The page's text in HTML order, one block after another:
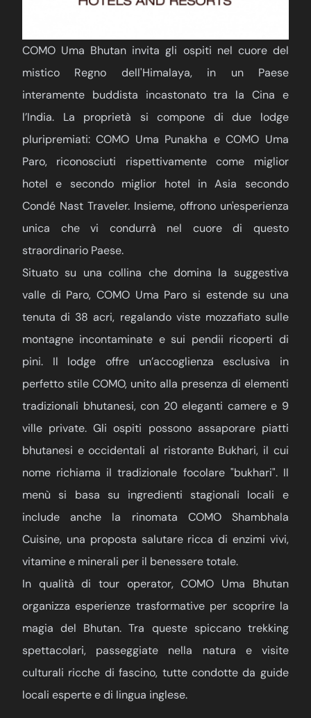
COMO Uma Bhutan invita gli ospiti nel cuore del
mistico Regno dell'Himalaya, in un Paese
interamente buddista incastonato tra la Cina e
l’India. La proprietà si compone di due lodge
pluripremiati: COMO Uma Punakha e COMO Uma
Paro, riconosciuti rispettivamente come miglior
hotel e secondo miglior hotel in Asia secondo
Condé Nast Traveler. Insieme, offrono un'esperienza
unica che vi condurrà nel cuore di questo
straordinario Paese.
Situato su una collina che domina la suggestiva
valle di Paro, COMO Uma Paro si estende su una
tenuta di 38 acri, regalando viste mozzafiato sulle
montagne incontaminate e sui pendii ricoperti di
pini. Il lodge offre un’accoglienza esclusiva in
perfetto stile COMO, unito alla presenza di elementi
tradizionali bhutanesi, con 20 eleganti camere e 9
ville private. Gli ospiti possono assaporare piatti
bhutanesi e occidentali al ristorante Bukhari, il cui
nome richiama il tradizionale focolare "bukhari". Il
menù si basa su ingredienti stagionali locali e
include anche la rinomata COMO Shambhala
Cuisine, una proposta salutare ricca di enzimi vivi,
vitamine e minerali per il benessere totale.
In qualità di tour operator, COMO Uma Bhutan
organizza esperienze trasformative per scoprire la
magia del Bhutan. Tra queste spiccano trekking
spettacolari, passeggiate nella natura e visite
culturali ricche di fascino, tutte condotte da guide
locali esperte e di lingua inglese.